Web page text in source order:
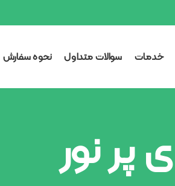
خدمات سوالات متداول نحوه سفارش
پر نور